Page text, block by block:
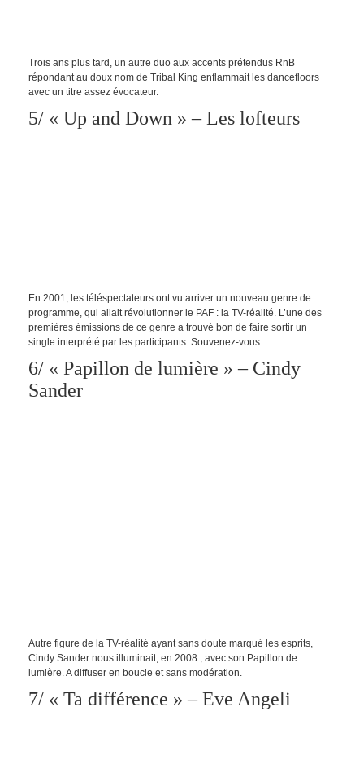
Trois ans plus tard, un autre duo aux accents prétendus RnB
répondant au doux nom de Tribal King enflammait les dancefloors
avec un titre assez évocateur.
5/ « Up and Down » – Les lofteurs
En 2001, les téléspectateurs ont vu arriver un nouveau genre de
programme, qui allait révolutionner le PAF : la TV-réalité. L’une des
premières émissions de ce genre a trouvé bon de faire sortir un
single interprété par les participants. Souvenez-vous…
6/ « Papillon de lumière » – Cindy
Sander
Autre figure de la TV-réalité ayant sans doute marqué les esprits,
Cindy Sander nous illuminait, en 2008 , avec son Papillon de
lumière. A diffuser en boucle et sans modération.
7/ « Ta différence » – Eve Angeli